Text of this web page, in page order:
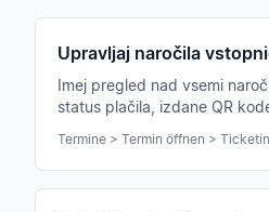
Upravljaj naročila
Imej pregled nad vsemi
status plačila, izdane QR
Termine > Termin öffnen >